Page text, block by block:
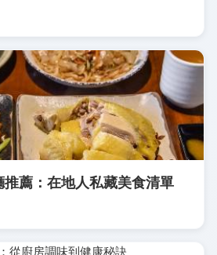
薦：在地人私藏美食清單